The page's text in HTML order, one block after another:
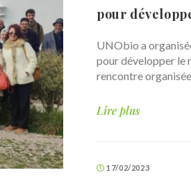
pour
UNObio a
pour développer le
rencontre
Lire plus
17/02/2023